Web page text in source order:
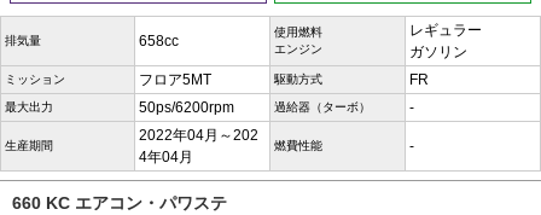
排気量 658cc
使用燃料
エンジン
レギュラー
ガソリン
ミッション フロア5MT 駆動方式 FR
最大出力 50ps/6200rpm 過給器（ターボ） -
生産期間
2022年04月～202
4年04月
燃費性能 -
660 KC エアコン・パワステ